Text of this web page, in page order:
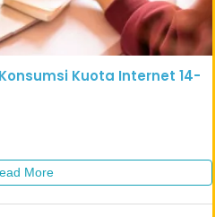
Kuota Internet 14-
More